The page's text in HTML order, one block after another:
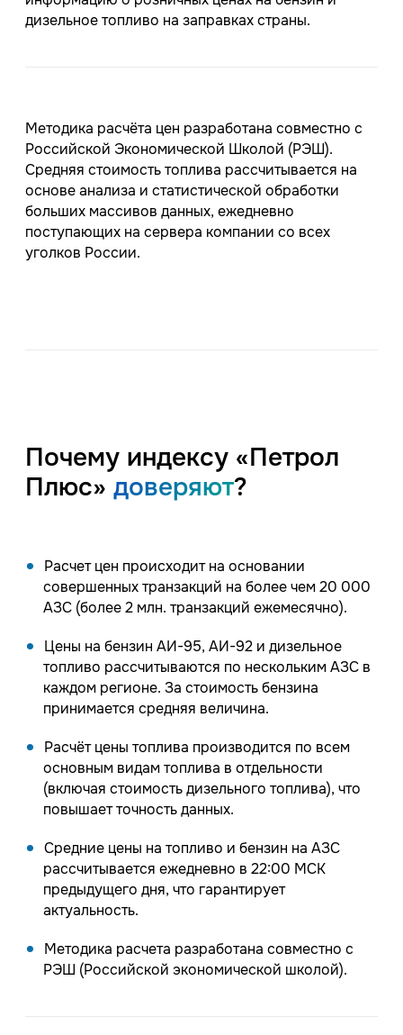
дизельное топливо на заправках страны.
Методика расчёта цен разработана совместно с
Российской Экономической Школой (РЭШ).
Средняя стоимость топлива рассчитывается на
основе анализа и статистической обработки
больших массивов данных, ежедневно
поступающих на сервера компании со всех
уголков России.
Почему индексу «Петрол
Плюс» доверяют?
Расчет цен происходит на основании
совершенных транзакций на более чем 20 000
АЗС (более 2 млн. транзакций ежемесячно).
Цены на бензин АИ-95, АИ-92 и дизельное
топливо рассчитываются по нескольким АЗС в
каждом регионе. За стоимость бензина
принимается средняя величина.
Расчёт цены топлива производится по всем
основным видам топлива в отдельности
(включая стоимость дизельного топлива), что
повышает точность данных.
Средние цены на топливо и бензин на АЗС
рассчитывается ежедневно в 22:00 МСК
предыдущего дня, что гарантирует
актуальность.
Методика расчета разработана совместно с
РЭШ (Российской экономической школой).